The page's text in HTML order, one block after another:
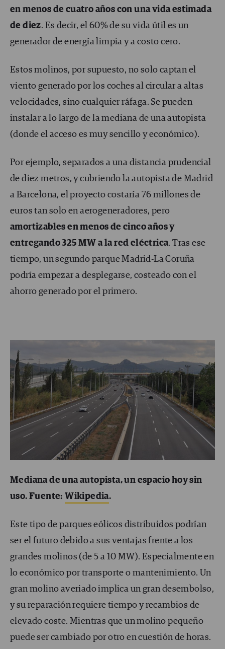
en menos de cuatro años con una vida estimada
de diez. Es decir, el 60% de su vida útil es un
generador de energía limpia y a costo cero.
Estos molinos, por supuesto, no solo captan el
viento generado por los coches al circular a altas
velocidades, sino cualquier ráfaga. Se pueden
instalar a lo largo de la mediana de una autopista
(donde el acceso es muy sencillo y económico).
Por ejemplo, separados a una distancia prudencial
de diez metros, y cubriendo la autopista de Madrid
a Barcelona, el proyecto costaría 76 millones de
euros tan solo en aerogeneradores, pero
amortizables en menos de cinco años y
entregando 325 MW a la red eléctrica. Tras ese
tiempo, un segundo parque Madrid-La Coruña
podría empezar a desplegarse, costeado con el
ahorro generado por el primero.
Mediana de una autopista, un espacio hoy sin
uso. Fuente: Wikipedia.
Este tipo de parques eólicos distribuidos podrían
ser el futuro debido a sus ventajas frente a los
grandes molinos (de 5 a 10 MW). Especialmente en
lo económico por transporte o mantenimiento. Un
gran molino averiado implica un gran desembolso,
y su reparación requiere tiempo y recambios de
elevado coste. Mientras que un molino pequeño
puede ser cambiado por otro en cuestión de horas.